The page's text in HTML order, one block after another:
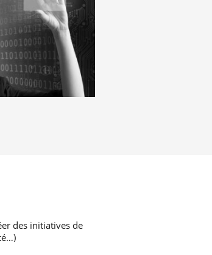
des initiatives de